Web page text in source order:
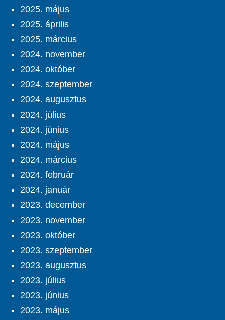
2025. május
2025. április
2025. március
2024. november
2024. október
2024. szeptember
2024. augusztus
2024. július
2024. június
2024. május
2024. március
2024. február
2024. január
2023. december
2023. november
2023. október
2023. szeptember
2023. augusztus
2023. július
2023. június
2023. május